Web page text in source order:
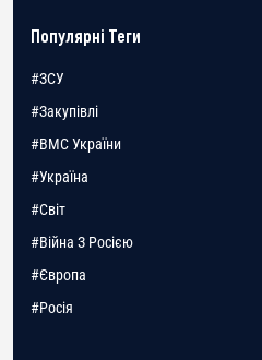
Популярні Теги
#ЗСУ
#Закупівлі
#ВМС України
#Україна
#Світ
#Війна З Росією
#Європа
#Росія